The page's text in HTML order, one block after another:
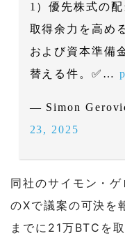
1）優先株式の
取得余力を高め
および資本準備
替える件。✅…
— Simon
23, 2025
同社のサイモン・
のXで議案の可決を
までに21万BTCを